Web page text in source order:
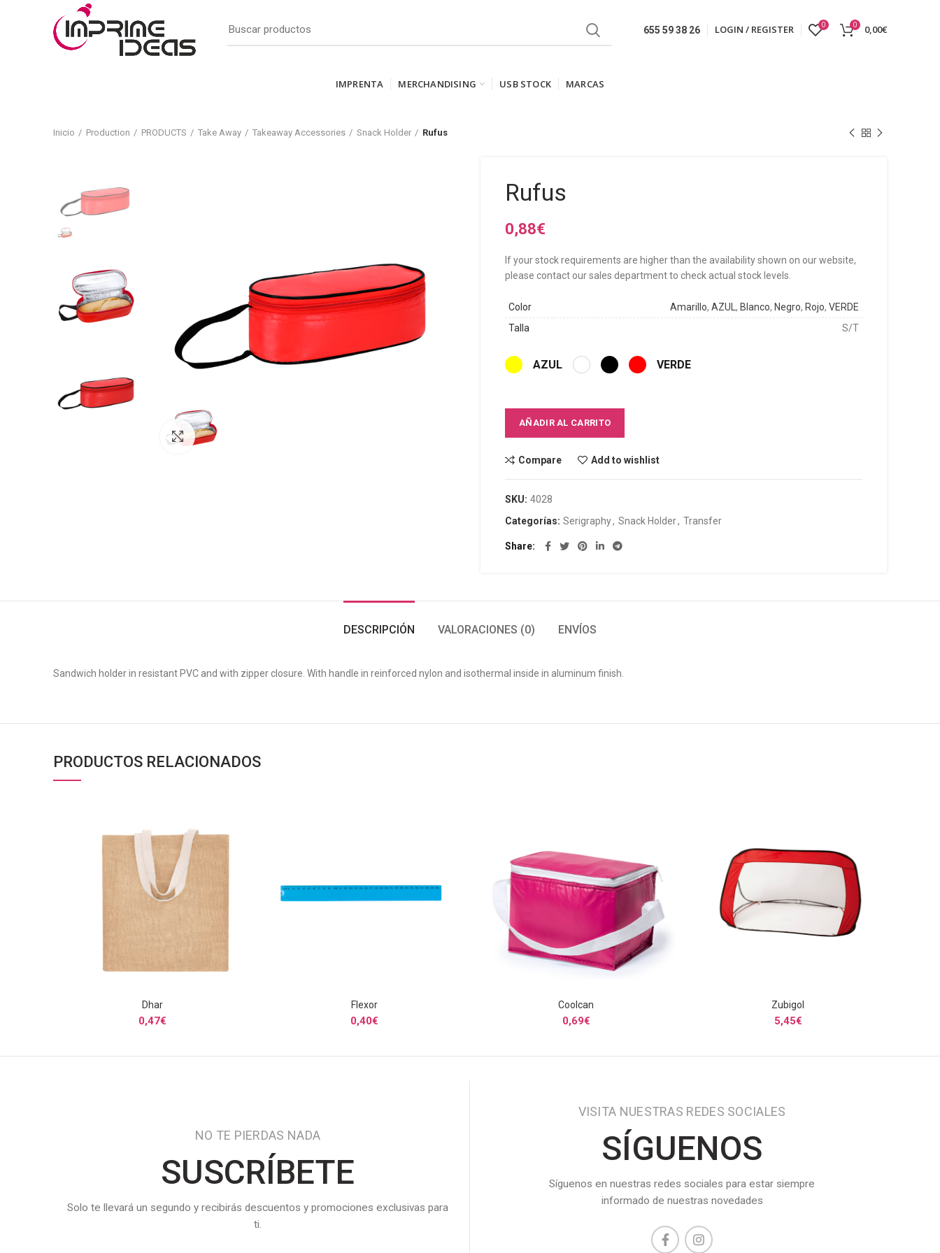
655 59 38 26 LOGIN / REGISTER 0 0 0,00€
IMPRENTA MERCHANDISING USB STOCK MARCAS
Inicio Production PRODUCTS Take Away Takeaway Accessories Snack Holder Rufus
Click to enlarge
Rufus
0,88€
If your stock requirements are higher than the availability shown on our website,
please contact our sales department to check actual stock levels.
Color Amarillo, AZUL , Blanco, Negro, Rojo, VERDE
Talla
S/T
AZUL VERDE
AÑADIR AL CARRITO
Compare Add to wishlist
SKU: 4028
Categorías: Serigraphy, Snack Holder, Transfer
Share
DESCRIPCIÓN VALORACIONES (0) ENVÍOS
Sandwich holder in resistant PVC and with zipper closure. With handle in reinforced nylon and isothermal inside in aluminum finish.
PRODUCTOS RELACIONADOS
SELECCIONAR OPCIONES
Dhar
0,47€
SELECCIONAR OPCIONES
Flexor
0,40€
SELECCIONAR OPCIONES
Coolcan
0,69€
SELECCIONAR OPCIONES
Zubigol
5,45€
NO TE PIERDAS NADA
SUSCRÍBETE
Solo te llevará un segundo y recibirás descuentos y promociones exclusivas para
ti.
VISITA NUESTRAS REDES SOCIALES
SÍGUENOS
Síguenos en nuestras redes sociales para estar siempre
informado de nuestras novedades